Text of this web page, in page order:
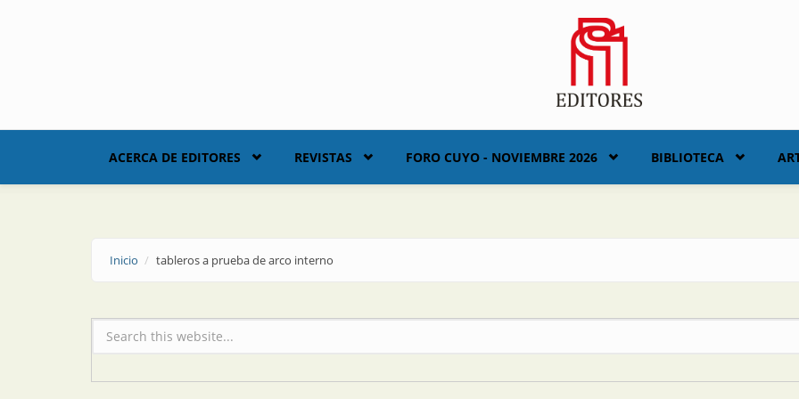
ACERCA DE EDITORES REVISTAS FORO CUYO - NOVIEMBRE 2026 BIBLIOTECA
Inicio tableros a prueba de arco interno
Formulario de búsqueda